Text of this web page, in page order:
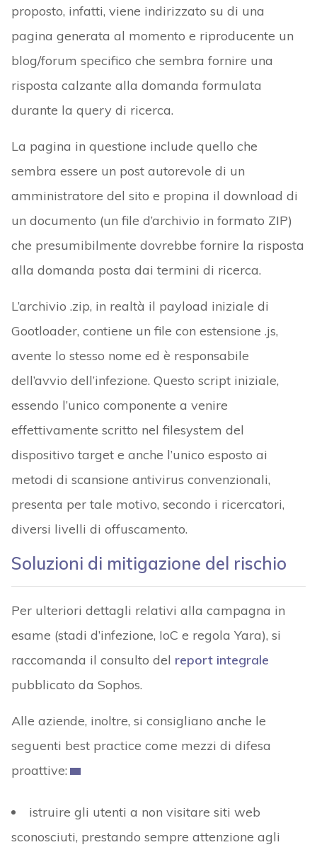
proposto, infatti, viene indirizzato su di una
pagina generata al momento e riproducente un
blog/forum specifico che sembra fornire una
risposta calzante alla domanda formulata
durante la query di ricerca.
La pagina in questione include quello che
sembra essere un post autorevole di un
amministratore del sito e propina il download di
un documento (un file d’archivio in formato ZIP)
che presumibilmente dovrebbe fornire la risposta
alla domanda posta dai termini di ricerca.
L’archivio .zip, in realtà il payload iniziale di
Gootloader, contiene un file con estensione .js,
avente lo stesso nome ed è responsabile
dell’avvio dell’infezione. Questo script iniziale,
essendo l’unico componente a venire
effettivamente scritto nel filesystem del
dispositivo target e anche l’unico esposto ai
metodi di scansione antivirus convenzionali,
presenta per tale motivo, secondo i ricercatori,
diversi livelli di offuscamento.
Soluzioni di mitigazione del rischio
Per ulteriori dettagli relativi alla campagna in
esame (stadi d’infezione, IoC e regola Yara), si
raccomanda il consulto del report integrale
pubblicato da Sophos.
Alle aziende, inoltre, si consigliano anche le
seguenti best practice come mezzi di difesa
proattive:
istruire gli utenti a non visitare siti web
sconosciuti, prestando sempre attenzione agli